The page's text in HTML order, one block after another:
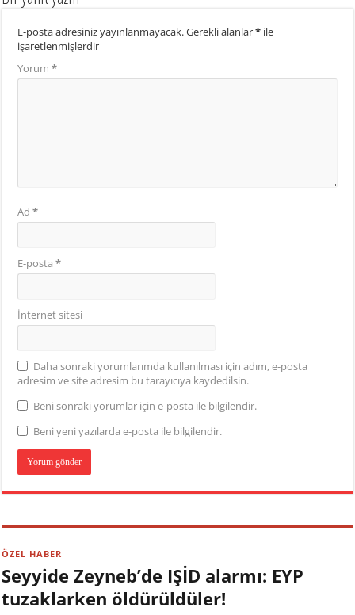
E-posta adresiniz yayınlanmayacak.Gerekli alanlar* ile
işaretlenmişlerdir
Yorum*
Ad*
E-posta*
İnternet sitesi
Daha sonraki yorumlarımda kullanılması için adım, e-posta
adresim ve site adresim bu tarayıcıya kaydedilsin.
Beni sonraki yorumlar için e-posta ile bilgilendir.
Beni yeni yazılarda e-posta ile bilgilendir.
ÖZEL HABER
Seyyide Zeyneb’de IŞİD alarmı: EYP
tuzaklarken öldürüldüler!